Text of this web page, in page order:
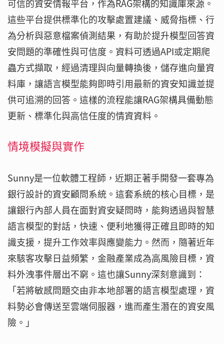
可信的資安情報平台，作為RAG架構的知識庫來源。
這些平台提供標準化的攻擊處置建議、威脅指標、行
為分析與惡意檔案偵測結果，有助於提升模型回答資
安問題的準確性與可信度。資料可透過API或定期爬
蟲方式擷取，經過清理與向量轉換後，儲存進向量資
料庫，讓語言模型能夠即時引用最新的資安知識並提
供可追溯的回答。這樣的流程能讓RAG架構具備動態
更新、標準化與高信任度的情資資料。
情境模擬與實作
Sunny是一位軟體工程師，近期正著手開發一套專為
銀行設計的資安顧問系統。這套系統的核心目標，是
讓銀行內部人員在面對資安疑問時，能夠透過與智慧
語言模型的對話，快速、便利地獲得正確且即時的知
識支援，提升工作效率與應變能力。然而，隨著近年
來駭客攻擊日益頻繁，金融產業成為高風險目標，資
料外洩事件層出不窮。這也讓Sunny深刻意識到：
「若將敏感問題交由非本地部署的語言模型處理，資
料勢必會傳送至雲端伺服器，進而產生潛在的資安風
險。」